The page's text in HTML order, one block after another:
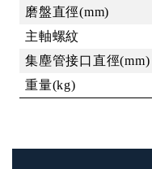
磨盤直徑(mm)
主軸螺紋
集塵管接口直徑(mm)
重量(kg)